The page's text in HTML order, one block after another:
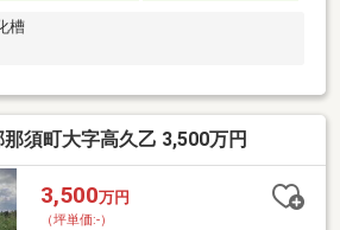
槽
須町大字高久乙 3,500万円
3,500万円
（坪単価:-）